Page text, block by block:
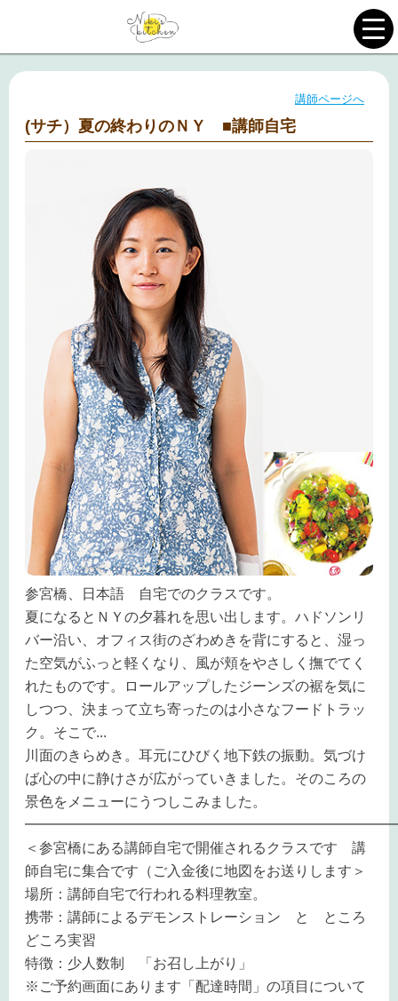
講師ページへ
(サチ）夏の終わりのＮＹ ■講師自宅
参宮橋、日本語 自宅でのクラスです。
夏になるとＮＹの夕暮れを思い出します。ハドソンリ
バー沿い、オフィス街のざわめきを背にすると、湿っ
た空気がふっと軽くなり、風が頬をやさしく撫でてく
れたものです。ロールアップしたジーンズの裾を気に
しつつ、決まって立ち寄ったのは小さなフードトラッ
ク。そこで...
川面のきらめき。 耳元にひびく地下鉄の振動。 気づけ
ば心の中に静けさが広がっていきました。そのころの
景色をメニューにうつしこみました。
＜参宮橋にある講師自宅で開催されるクラスです 講
師自宅に集合です（ご入金後に地図をお送りします＞
場所：講師自宅で行われる料理教室。
携帯：講師によるデモンストレーション と ところ
どころ実習
特徴：少人数制 「お召し上がり」
※ご予約画面にあります「配達時間」の項目について